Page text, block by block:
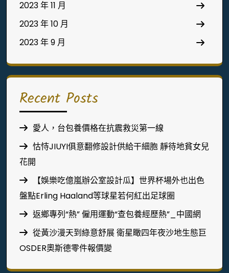
2023 年 11 月
2023 年 10 月
2023 年 9 月
Recent Posts
愛人，台包養價格在抗震救災第一線
怙恃JIUYI俱意翻修設計供給干細胞 靜待地貧女兒
花開
【娛樂吃億嵐辦公室設計瓜】世界杯場外也出色
盤點Erling Haaland等球星若何紅出足球圈
返鄉專列“熱” 僱用運動“查包養經歷熱”_中國網
從黃沙漫天到綠意舒展 衛星瞰四年夜沙地生態巨
OSDER奧斯德零件報價變